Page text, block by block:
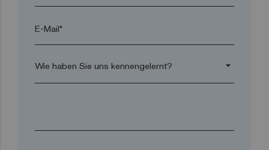
E-Mail*
arrow_drop_down